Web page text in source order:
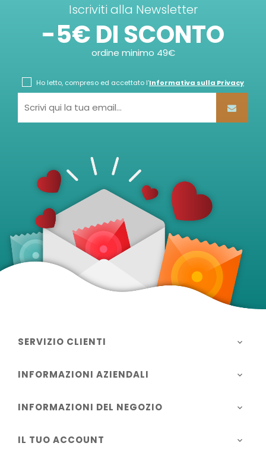
Iscriviti alla Newsletter
-5€ DI SCONTO
ordine minimo 49€
Ho letto, compreso ed accettato l'Informativa sulla Privacy
SERVIZIO CLIENTI 
INFORMAZIONI AZIENDALI 
INFORMAZIONI DEL NEGOZIO 
IL TUO ACCOUNT 